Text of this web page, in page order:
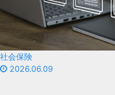
社会保険
2026.06.09